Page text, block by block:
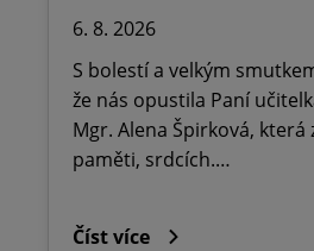
6. 8. 2026
S bolestí a velkým
že nás opustila Paní
Mgr. Alena Špirková, která
paměti, srdcích.…
Číst více